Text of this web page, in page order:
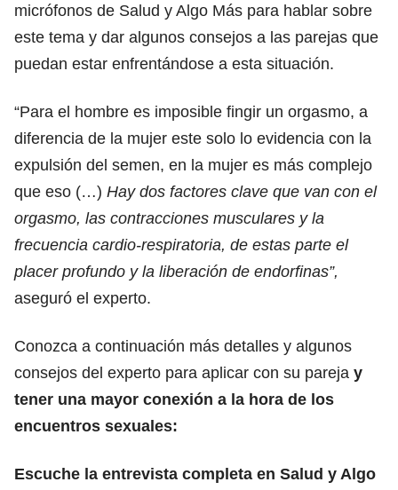
micrófonos de Salud y Algo Más para hablar sobre
este tema y dar algunos consejos a las parejas que
puedan estar enfrentándose a esta situación.
“Para el hombre es imposible fingir un orgasmo, a
diferencia de la mujer este solo lo evidencia con la
expulsión del semen, en la mujer es más complejo
que eso (…) Hay dos factores clave que van con el
orgasmo, las contracciones musculares y la
frecuencia cardio-respiratoria, de estas parte el
placer profundo y la liberación de endorfinas”,
aseguró el experto.
Conozca a continuación más detalles y algunos
consejos del experto para aplicar con su pareja y
tener una mayor conexión a la hora de los
encuentros sexuales:
Escuche la entrevista completa en Salud y Algo